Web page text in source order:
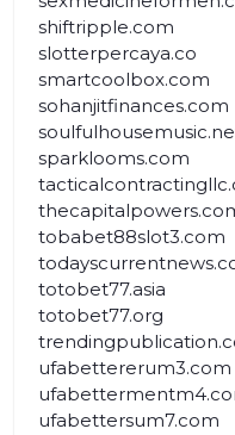
shiftripple.com
slotterpercaya.co
smartcoolbox.com
sohanjitfinances.com
sparklooms.com
tobabet88slot3.com
totobet77.asia
totobet77.org
ufabettererum3.com
ufabettersum7.com